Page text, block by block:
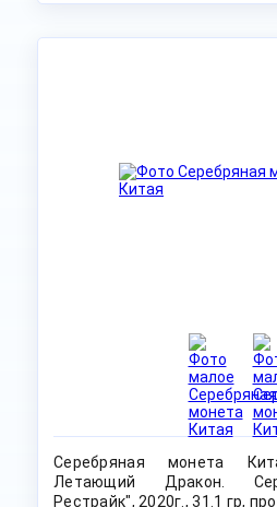
Серебряная монета
Летающий Дракон.
Рестрайк", 2020г., 31.1 гр,